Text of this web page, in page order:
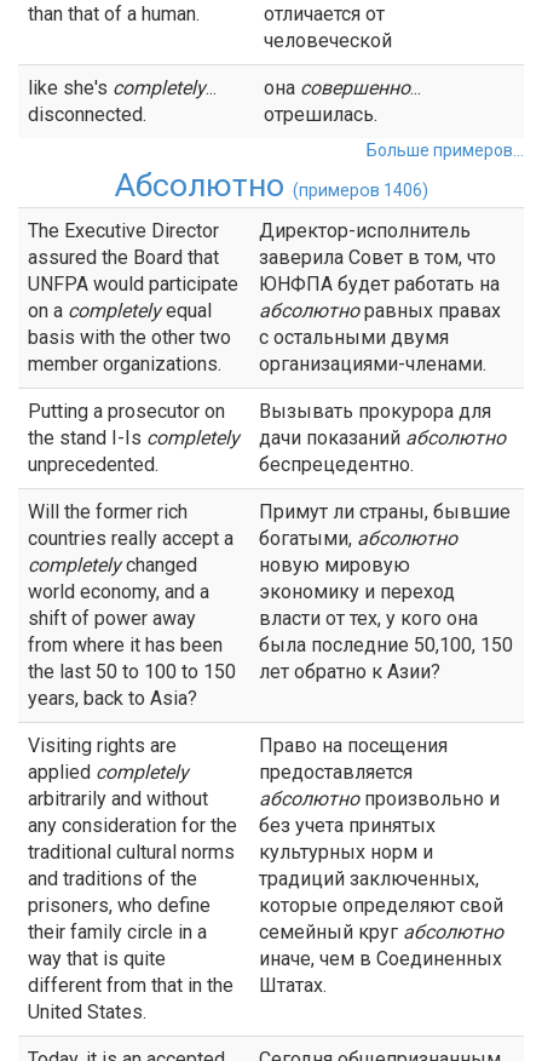
than that of a human.
отличается от
человеческой
like she's completely...
disconnected.
она совершенно...
отрешилась.
Больше примеров...
Абсолютно (примеров 1406)
The Executive Director
assured the Board that
UNFPA would participate
on a completelyequal
basis with the other two
member organizations.
Директор-исполнитель
заверила Совет в том, что
ЮНФПА будет работать на
абсолютноравных правах
с остальными двумя
организациями-членами.
Putting a prosecutor on
the stand I-Is completely
unprecedented.
Вызывать прокурора для
дачи показаний абсолютно
беспрецедентно.
Will the former rich
countries really accept a
completelychanged
world economy, and a
shift of power away
from where it has been
the last 50 to 100 to 150
years, back to Asia?
Примут ли страны, бывшие
богатыми, абсолютно
новую мировую
экономику и переход
власти от тех, у кого она
была последние 50,100, 150
лет обратно к Азии?
Visiting rights are
applied completely
arbitrarily and without
any consideration for the
traditional cultural norms
and traditions of the
prisoners, who define
their family circle in a
way that is quite
different from that in the
United States.
Право на посещения
предоставляется
абсолютнопроизвольно и
без учета принятых
культурных норм и
традиций заключенных,
которые определяют свой
семейный круг абсолютно
иначе, чем в Соединенных
Штатах.